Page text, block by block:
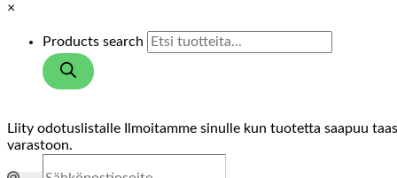
×
Products search
Liity odotuslistalle
Ilmoitamme sinulle kun tuotetta saapuu taas
varastoon.